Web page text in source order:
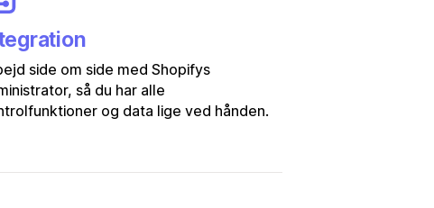
side om side med Shopifys
så du har alle
og data lige ved hånden.